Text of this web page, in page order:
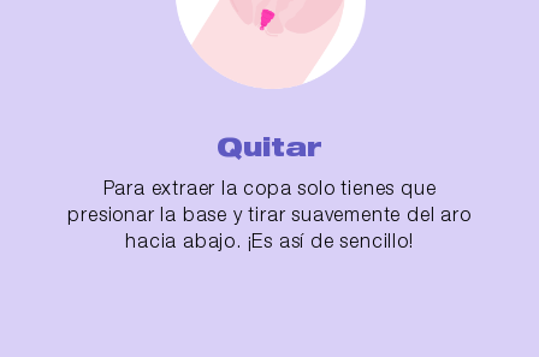
Quitar
Para extraer la copa solo tienes que
presionar la base y tirar suavemente del aro
hacia abajo. ¡Es así de sencillo!